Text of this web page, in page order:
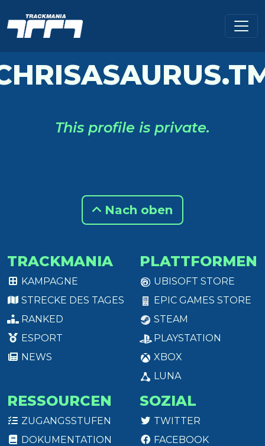
This profile is private.
Nach oben
TRACKMANIA
KAMPAGNE
STRECKE DES TAGES
RANKED
ESPORT
NEWS
PLATTFORMEN
UBISOFT STORE
EPIC GAMES STORE
STEAM
PLAYSTATION
XBOX
LUNA
RESSOURCEN
ZUGANGSSTUFEN
DOKUMENTATION
SOZIAL
TWITTER
FACEBOOK